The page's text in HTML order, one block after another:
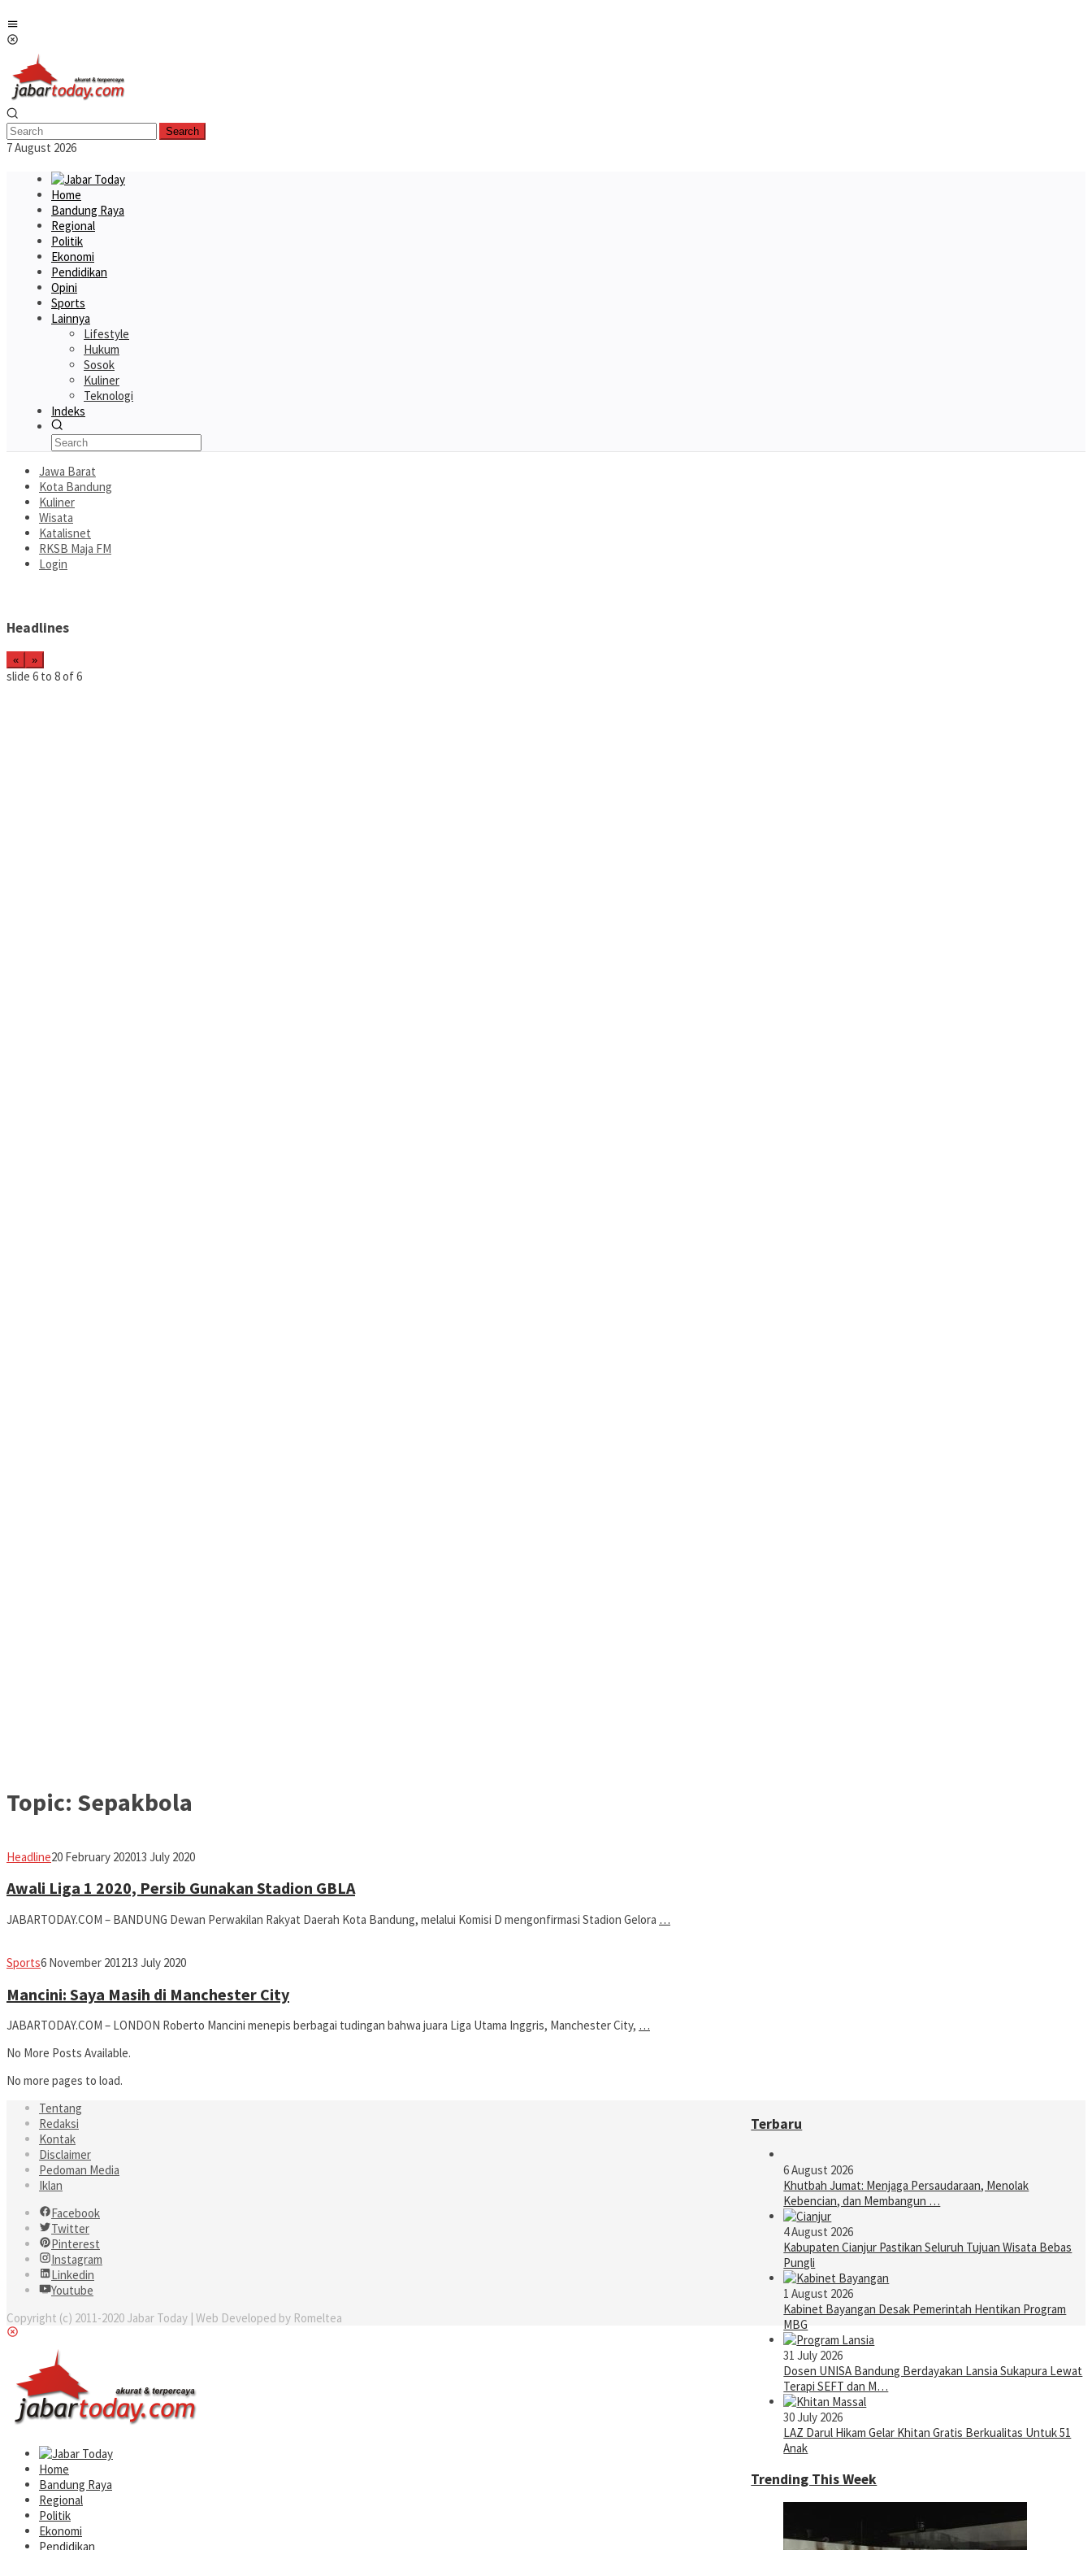
to
content
Search
7 August 2026
Home
Bandung Raya
Regional
Politik
Ekonomi
Pendidikan
Opini
Sports
Lainnya
Lifestyle
Hukum
Sosok
Kuliner
Teknologi
Indeks
Jawa Barat
Kota Bandung
Kuliner
Wisata
Katalisnet
RKSB Maja FM
Login
Headlines
« »
slide 7 to 9of 6
Topic: Sepakbola
HeadlineJabar
20 February 202013 July 2020
Awali Liga 1 2020, Persib Gunakan Stadion GBLA
JABARTODAY.COM – BANDUNG Dewan Perwakilan Rakyat Daerah Kota Bandung, melalui Komisi D mengonfirmasi Stadion Gelora …
Sportsfahruszf
6 November 201213 July 2020
Mancini: Saya Masih di Manchester City
JABARTODAY.COM – LONDON Roberto Mancini menepis berbagai tudingan bahwa juara Liga Utama Inggris, Manchester City, …
No More Posts Available.
No more pages to load.
Terbaru
6 August 2026
Khutbah Jumat: Menjaga Persaudaraan, Menolak
Kebencian, dan Membangun …
4 August 2026
Kabupaten Cianjur Pastikan Seluruh Tujuan Wisata Bebas
Pungli
1 August 2026
Kabinet Bayangan Desak Pemerintah Hentikan Program
MBG
31 July 2026
Dosen UNISA Bandung Berdayakan Lansia Sukapura Lewat
Terapi SEFT dan M…
30 July 2026
LAZ Darul Hikam Gelar Khitan Gratis Berkualitas Untuk 51
Anak
Trending This Week
Tentang
Redaksi
Kontak
Disclaimer
Pedoman Media
Iklan
Facebook
Twitter
Pinterest
Instagram
Linkedin
Youtube
Copyright (c) 2011-2020 Jabar Today | Web Developed by Romeltea
Home
Bandung Raya
Regional
Politik
Ekonomi
Pendidikan